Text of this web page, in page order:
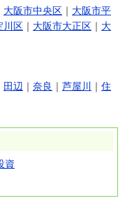
大阪市中央区 ｜ 大阪市平
川区 ｜ 大阪市大正区 ｜ 大
田辺 ｜ 奈良 ｜ 芦屋川 ｜ 住
資